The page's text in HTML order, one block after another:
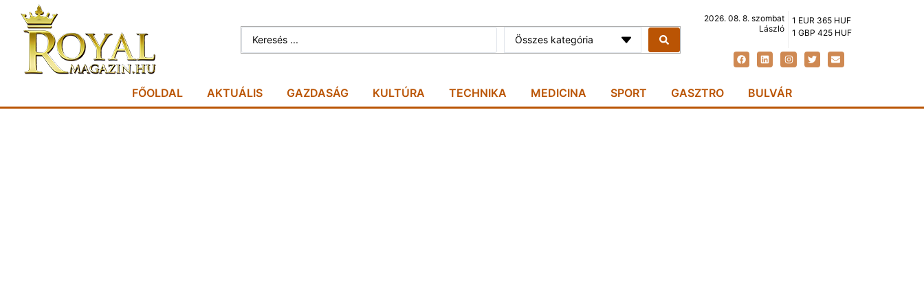
Összes kategória
2026. 08. 8. szombat
László
1 EUR 365 HUF
1 GBP 425 HUF
FŐOLDAL AKTUÁLIS GAZDASÁG KULTÚRA TECHNIKA MEDICINA SPORT GASZTRO BULVÁR